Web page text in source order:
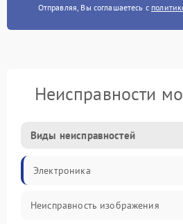
Отправляя, Вы соглашаетесь с
Неисправности
Виды неисправностей
Электроника
Неисправность изображения